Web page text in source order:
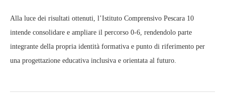
Alla luce dei risultati ottenuti, l’Istituto Comprensivo Pescara 10
intende consolidare e ampliare il percorso 0‑6, rendendolo parte
integrante della propria identità formativa e punto di riferimento per
una progettazione educativa inclusiva e orientata al futuro.